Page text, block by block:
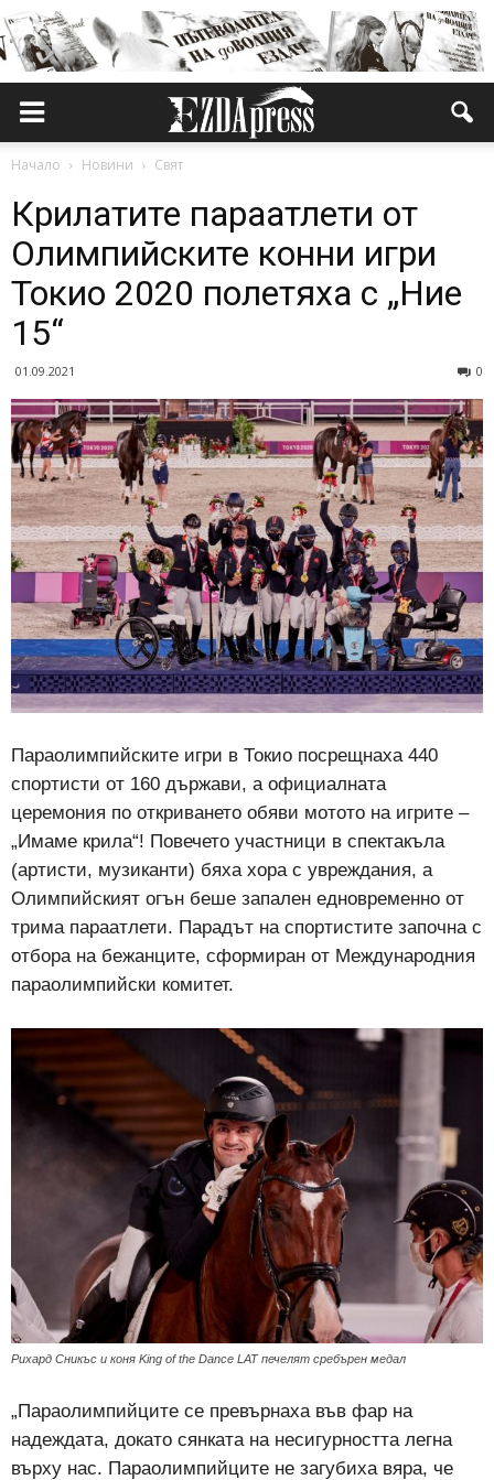
Начало Новини Свят
Крилатите параатлети от
Олимпийските конни игри
Токио 2020 полетяха с „Ние
15“
01.09.2021 0
Параолимпийските игри в Токио посрещнаха 440
спортисти от 160 държави, а официалната
церемония по откриването обяви мотото на игрите –
„Имаме крила“! Повечето участници в спектакъла
(артисти, музиканти) бяха хора с увреждания, а
Олимпийският огън беше запален едновременно от
трима параатлети. Парадът на спортистите започна с
отбора на бежанците, сформиран от Международния
параолимпийски комитет.
Рихард Сникъс и коня King of the Dance LAT печелят сребърен медал
„Параолимпийците се превърнаха във фар на
надеждата, докато сянката на несигурността легна
върху нас. Параолимпийците не загубиха вяра, че